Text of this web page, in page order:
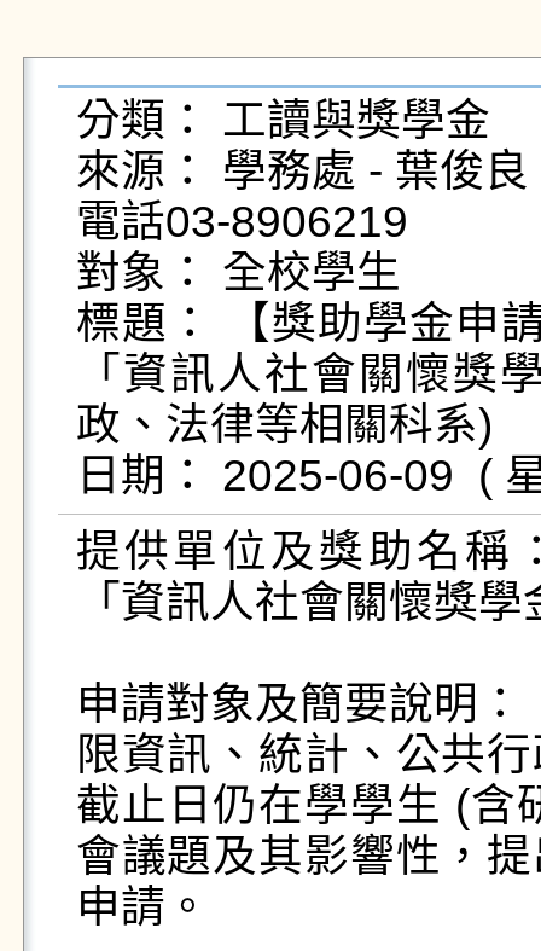
分類： 工讀與獎學金
來源： 學務處 - 葉俊
電話03-8906219
對象： 全校學生
標題： 【獎助學金申
「資訊人社會關懷獎
政、法律等相關科系)
提供單位及獎助名稱
「資訊人社會關懷獎學
申請對象及簡要說明：
限資訊、統計、公共
截止日仍在學學生 (含
會議題及其影響性，
申請。